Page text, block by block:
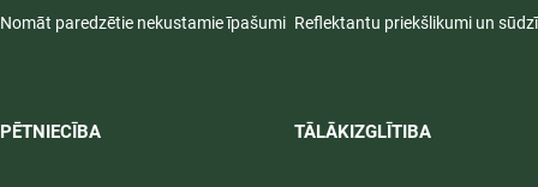
Nomāt paredzētie nekustamie īpašumi
PĒTNIECĪBA
Reflektantu priekšlikumi un
TĀLĀKIZGLĪTIBA